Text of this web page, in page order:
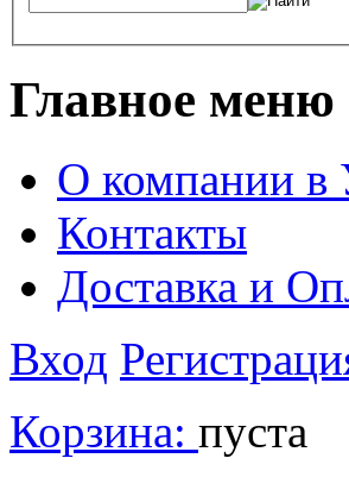
Главное меню
О компании в
Контакты
Доставка и
Вход
Корзина: пуста